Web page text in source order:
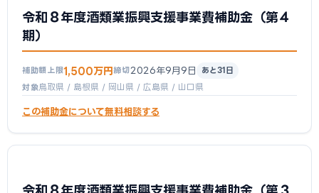
令和８年度酒類業振興支援事業費補助金（第４
期）
補助額上限1,500万円締切 2026年9月9日
あと31日
対象鳥取県 / 島根県 / 岡山県 / 広島県 / 山口県
この補助金について無料相談する
令和８年度酒類業振興支援事業費補助金（第３